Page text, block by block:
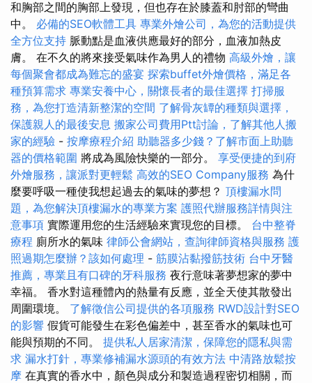
和胸部之間的胸部上發現，但也存在於膝蓋和肘部的彎曲
中。 必備的SEO軟體工具 專業外燴公司，為您的活動提供
全方位支持 脈動點是血液供應最好的部分，血液加熱皮
膚。 在不久的將來接受氣味作為男人的禮物 高級外燴，讓
每個聚會都成為難忘的盛宴 探索buffet外燴價格，滿足各
種預算需求 專業安養中心，關懷長者的最佳選擇 打掃服
務，為您打造清新整潔的空間 了解骨灰罈的種類與選擇，
保護親人的最後安息 搬家公司費用Ptt討論，了解其他人搬
家的經驗 - 按摩療程介紹 助聽器多少錢？了解市面上助聽
器的價格範圍 將成為風險快樂的一部分。 享受便捷的到府
外燴服務，讓派對更輕鬆 高效的SEO Company服務 為什
麼要呼吸一種使我想起過去的氣味的夢想？ 頂樓漏水問
題，為您解決頂樓漏水的專業方案 護照代辦服務詳情與注
意事項 實際運用您的生活經驗來實現您的目標。 台中整脊
療程 廁所水的氣味 律師公會網站，查詢律師資格與服務 護
照過期怎麼辦？該如何處理 - 筋膜沾黏撥筋技術 台中牙醫
推薦，專業且有口碑的牙科服務 夜行意味著夢想家的夢中
幸福。 香水對這種體內的熱量有反應，並全天使其散發出
周圍環境。 了解徵信公司提供的各項服務 RWD設計對SEO
的影響 假貨可能發生在彩色偏差中，甚至香水的氣味也可
能與預期的不同。 提供私人居家清潔，保障您的隱私與需
求 漏水打針，專業修補漏水源頭的有效方法 中清路放鬆按
摩 在真實的香水中，顏色與成分和製造過程密切相關，而